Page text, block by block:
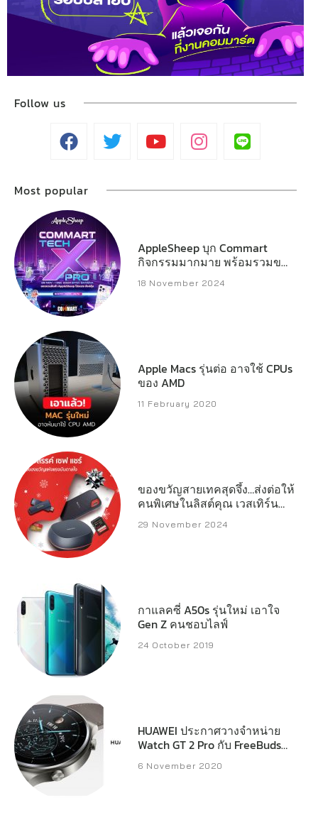
Follow us
Most popular
AppleSheep บุก Commart
กิจกรรมมากมาย พร้อมรวมของ
18 November 2024
Apple Macs รุ่นต่อ อาจใช้ CPUs
ของ AMD
11 February 2020
ของขวัญสายเทคสุดจึ้ง…ส่งต่อให้
คนพิเศษในลิสต์คุณ เวสเทิร์น
ประสิทธิภาพสูงที่พร้อมเสริ์ฟทุก
29 November 2024
กาแลคซี่ A50s รุ่นใหม่ เอาใจ
Gen Z คนชอบไลฟ์
24 October 2019
HUAWEI ประกาศวางจำหน่าย
Watch GT 2 Pro กับ FreeBuds
ไทย
6 November 2020